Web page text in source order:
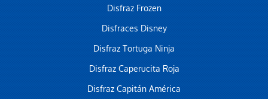
Disfraz Frozen
Disfraces Disney
Disfraz Tortuga Ninja
Disfraz Caperucita Roja
Disfraz Capitán América